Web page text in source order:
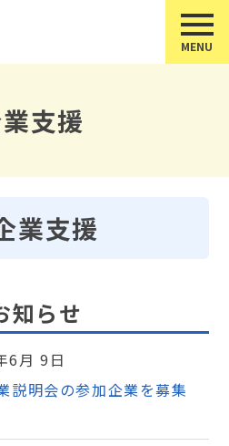
支援
業支援
知らせ
6月 9日
説明会の参加企業を募集